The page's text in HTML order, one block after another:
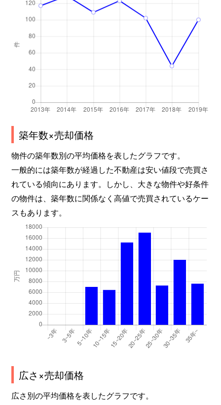
築年数×売却価格
物件の築年数別の平均価格を表したグラフです。
一般的には築年数が経過した不動産は安い値段で売買さ
れている傾向にあります。しかし、大きな物件や好条件
の物件は、築年数に関係なく高値で売買されているケー
スもあります。
広さ×売却価格
広さ別の平均価格を表したグラフです。